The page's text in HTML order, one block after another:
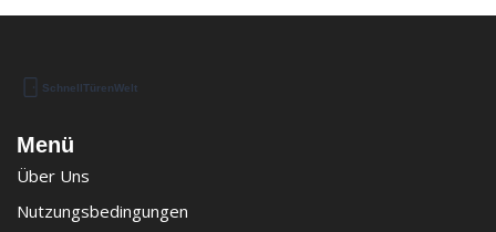
Menü
Über Uns
Nutzungsbedingungen